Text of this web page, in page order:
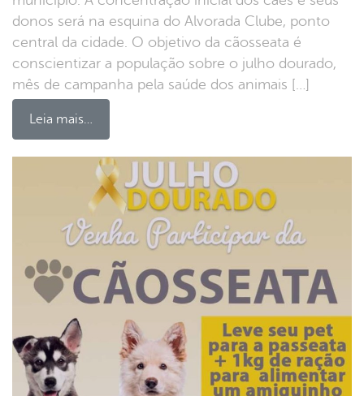
donos será na esquina do Alvorada Clube, ponto
central da cidade. O objetivo da cãosseata é
conscientizar a população sobre o julho dourado,
mês de campanha pela saúde dos animais […]
Leia mais…